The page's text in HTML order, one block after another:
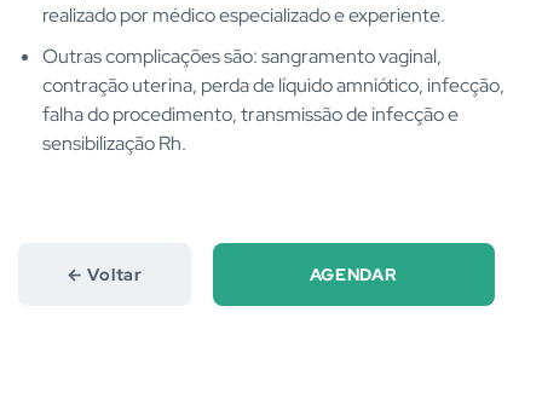
realizado por médico especializado e experiente.
Outras complicações são: sangramento vaginal,
contração uterina, perda de líquido amniótico, infecção,
falha do procedimento, transmissão de infecção e
sensibilização Rh.
← Voltar AGENDAR